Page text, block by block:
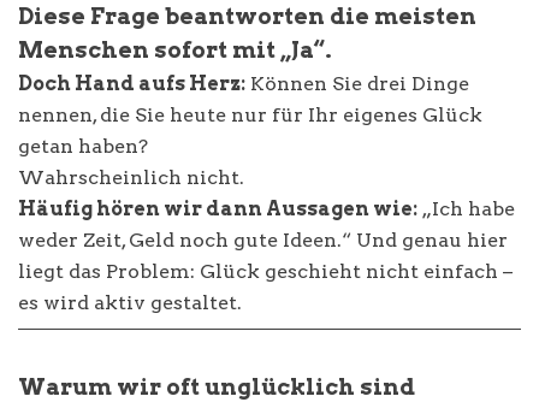
Diese Frage beantworten die meisten
Menschen sofort mit „Ja“.
Doch Hand aufs Herz: Können Sie drei Dinge
nennen, die Sie heute nur für Ihr eigenes Glück
getan haben?
Wahrscheinlich nicht.
Häufig hören wir dann Aussagen wie: „Ich habe
weder Zeit, Geld noch gute Ideen.“ Und genau hier
liegt das Problem: Glück geschieht nicht einfach –
es wird aktiv gestaltet.
Warum wir oft unglücklich sind